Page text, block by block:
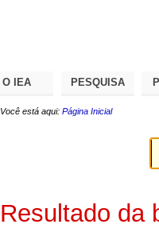
O IEA PESQUISA
Você está aqui: Página Inicial
Resultado da